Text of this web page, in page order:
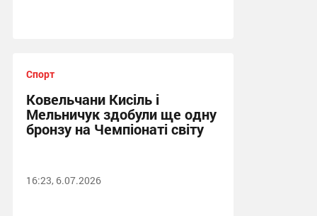
Спорт
Ковельчани Кисіль і
Мельничук здобули ще одну
бронзу на Чемпіонаті світу
16:23, 6.07.2026